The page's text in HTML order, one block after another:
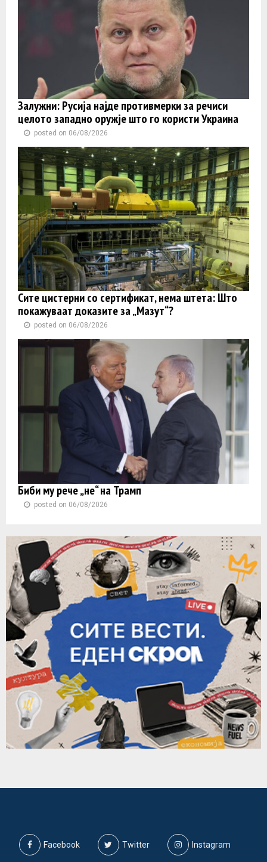
Залужни: Русија најде противмерки за речиси
целото западно оружје што го користи Украина
posted on 06/08/2026
Сите цистерни со сертификат, нема штета: Што
покажуваат доказите за „Мазут“?
posted on 06/08/2026
Биби му рече „не“ на Трамп
posted on 06/08/2026
Facebook Twitter Instagram